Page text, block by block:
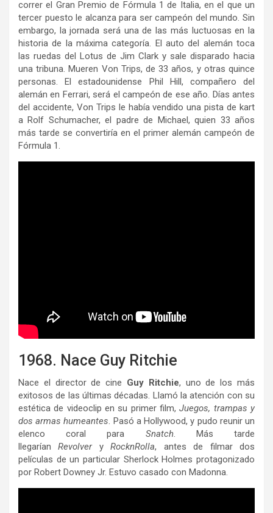
correr el Gran Premio de Fórmula 1 de Italia, en el que un
tercer puesto le alcanza para ser campeón del mundo. Sin
embargo, la jornada será una de las más luctuosas en la
historia de la máxima categoría. El auto del alemán toca
las ruedas del Lotus de Jim Clark y sale disparado hacia
una tribuna. Mueren Von Trips, de 33 años, y otras quince
personas. El estadounidense Phil Hill, compañero del
alemán en Ferrari, será el campeón de ese año. Días antes
del accidente, Von Trips le había vendido una pista de kart
a Rolf Schumacher, el padre de Michael, quien 33 años
más tarde se convertiría en el primer alemán campeón de
Fórmula 1.
1968. Nace Guy Ritchie
Nace el director de cine Guy Ritchie, uno de los más
exitosos de las últimas décadas. Llamó la atención con su
estética de videoclip en su primer film, Juegos, trampas y
dos armas humeantes. Pasó a Hollywood, y pudo reunir un
elenco coral para Snatch. Más tarde
llegaríanRevolver yRocknRolla, antes de filmar dos
películas de un particular Sherlock Holmes protagonizado
por Robert Downey Jr. Estuvo casado con Madonna.